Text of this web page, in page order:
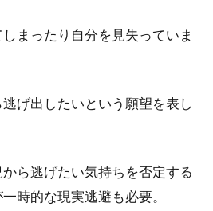
まったり自分を見失っていま
げ出したいという願望を表し
ら逃げたい気持ちを否定する
時的な現実逃避も必要。